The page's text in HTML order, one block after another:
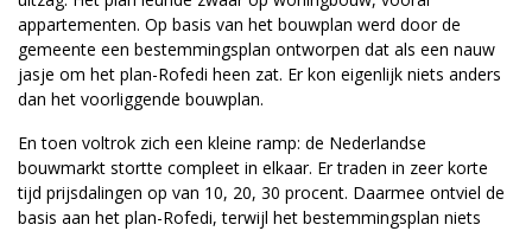
appartementen. Op basis van het bouwplan werd door de
gemeente een bestemmingsplan ontworpen dat als een nauw
jasje om het plan-Rofedi heen zat. Er kon eigenlijk niets anders
dan het voorliggende bouwplan.
En toen voltrok zich een kleine ramp: de Nederlandse
bouwmarkt stortte compleet in elkaar. Er traden in zeer korte
tijd prijsdalingen op van 10, 20, 30 procent. Daarmee ontviel de
basis aan het plan-Rofedi, terwijl het bestemmingsplan niets